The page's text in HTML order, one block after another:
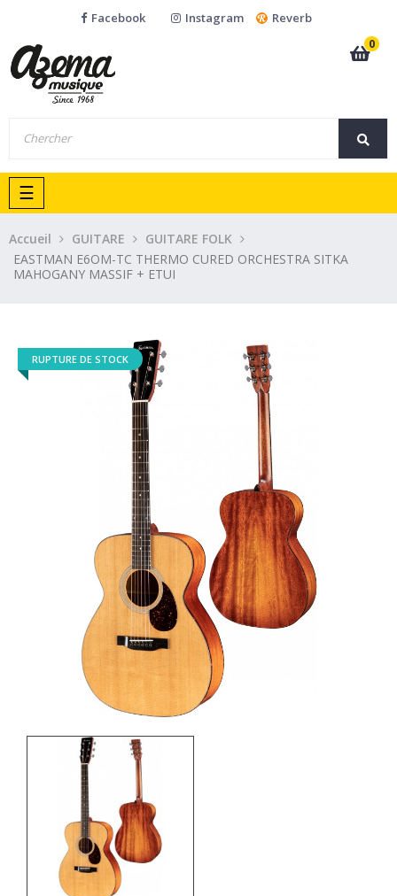
Facebook Instagram
Reverb
0
Basculer
la
navigation
☰
Accueil GUITARE
GUITARE FOLK
EASTMAN E6OM-TC THERMO CURED ORCHESTRA SITKA
MAHOGANY MASSIF + ETUI
RUPTURE DE STOCK